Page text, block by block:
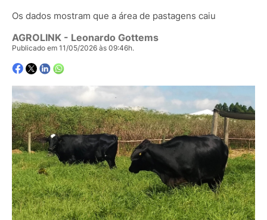
Os dados mostram que a área de pastagens caiu
AGROLINK - Leonardo Gottems
Publicado em 11/05/2026 às 09:46h.